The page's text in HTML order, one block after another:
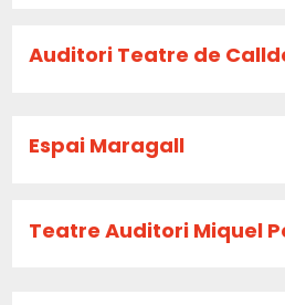
Auditori Teatre de
Espai Maragall
Teatre Auditori Miquel